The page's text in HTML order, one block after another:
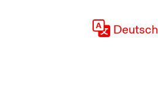
Deutsch